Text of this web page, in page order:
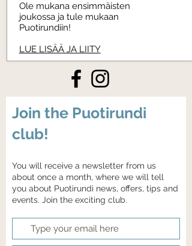
Ole mukana ensimmäisten
joukossa ja tule mukaan
Puotirundiin!
LUE LISÄÄ JA LIITY
Join the Puotirundi
club!
You will receive a newsletter from us
about once a month, where we will tell
you about Puotirundi news, offers, tips and
events. Join the exciting club.